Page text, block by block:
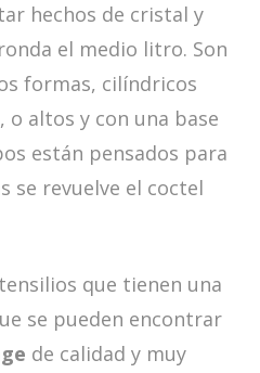
hechos de cristal y
el medio litro. Son
formas, cilíndricos
o altos y con una base
están pensados para
se revuelve el coctel
que tienen una
se pueden encontrar
de calidad y muy